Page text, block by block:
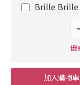
Brille Brille
優
加入購物車